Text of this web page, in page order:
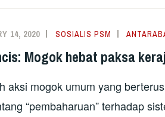
14, 2020 SOSIALIS PSM
Mogok hebat paksa
aksi mogok umum yang
“pembaharuan” terhadap